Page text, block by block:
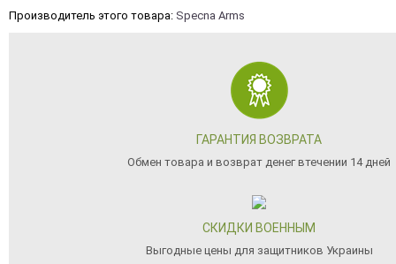
Производитель этого товара: Specna Arms
ГАРАНТИЯ ВОЗВРАТА
Обмен товара и возврат денег втечении 14 дней
СКИДКИ ВОЕННЫМ
Выгодные цены для защитников Украины